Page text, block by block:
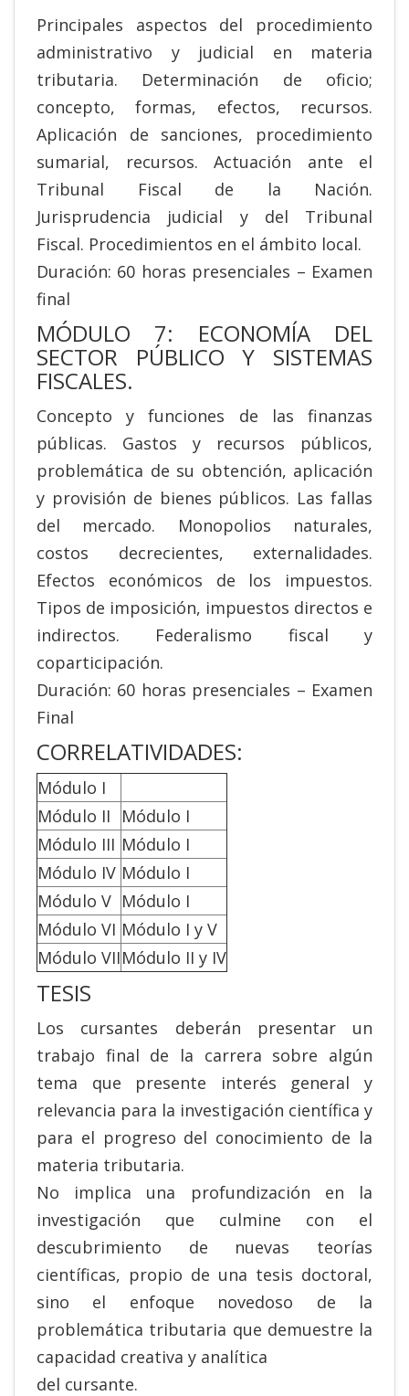
Principales aspectos del procedimiento
administrativo y judicial en materia
tributaria. Determinación de oficio;
concepto, formas, efectos, recursos.
Aplicación de sanciones, procedimiento
sumarial, recursos. Actuación ante el
Tribunal Fiscal de la Nación.
Jurisprudencia judicial y del Tribunal
Fiscal. Procedimientos en el ámbito local.
Duración: 60 horas presenciales – Examen
final
MÓDULO 7: ECONOMÍA DEL
SECTOR PÚBLICO Y SISTEMAS
FISCALES.
Concepto y funciones de las finanzas
públicas. Gastos y recursos públicos,
problemática de su obtención, aplicación
y provisión de bienes públicos. Las fallas
del mercado. Monopolios naturales,
costos decrecientes, externalidades.
Efectos económicos de los impuestos.
Tipos de imposición, impuestos directos e
indirectos. Federalismo fiscal y
coparticipación.
Duración: 60 horas presenciales – Examen
Final
CORRELATIVIDADES:
Módulo I
Módulo II
Módulo I
Módulo III Módulo I
Módulo IV Módulo I
Módulo V Módulo I
Módulo VI Módulo I y V
Módulo VIIMódulo II y IV
TESIS
Los cursantes deberán presentar un
trabajo final de la carrera sobre algún
tema que presente interés general y
relevancia para la investigación científica y
para el progreso del conocimiento de la
materia tributaria.
No implica una profundización en la
investigación que culmine con el
descubrimiento de nuevas teorías
científicas, propio de una tesis doctoral,
sino el enfoque novedoso de la
problemática tributaria que demuestre la
capacidad creativa y analítica
del cursante.